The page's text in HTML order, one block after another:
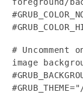
#
image